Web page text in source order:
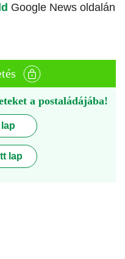
Google News oldalán
a postaládájába!
lap